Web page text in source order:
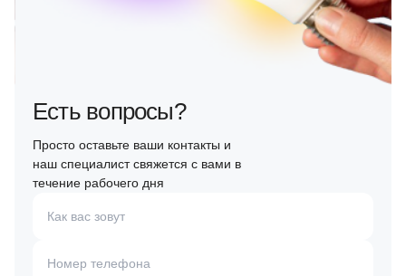
Есть вопросы?
Просто оставьте ваши контакты и
наш специалист свяжется с вами в
течение рабочего дня
Как вас зовут
Номер телефона